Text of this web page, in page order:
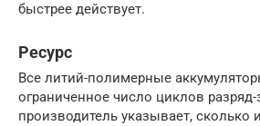
быстрее действует.
Ресурс
Все литий-полимерные
ограниченное число циклов
производитель указывает, сколько